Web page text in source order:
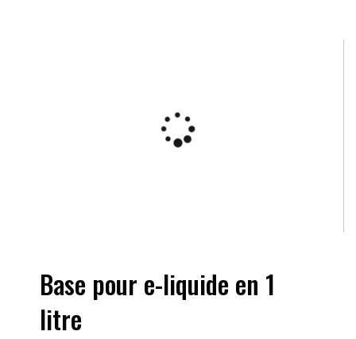
Base pour e-liquide en 1
litre